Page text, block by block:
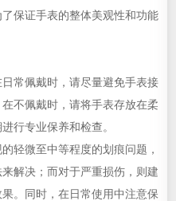
保证手表的整体美观性和功能
常佩戴时，请尽量避免手表接
不佩戴时，请将手表存放在柔
行专业保养和检查。
微至中等程度的划痕问题，
解决；而对于严重损伤，则建
。同时，在日常使用中注意保